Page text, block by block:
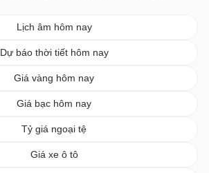
Lịch âm hôm nay
Dự báo thời tiết hôm nay
Giá vàng hôm nay
Giá bạc hôm nay
Tỷ giá ngoại tệ
Giá xe ô tô